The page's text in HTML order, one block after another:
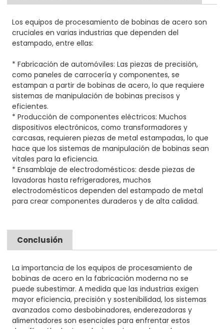
Los equipos de procesamiento de bobinas de acero son
cruciales en varias industrias que dependen del
estampado, entre ellas:
* Fabricación de automóviles: Las piezas de precisión,
como paneles de carrocería y componentes, se
estampan a partir de bobinas de acero, lo que requiere
sistemas de manipulación de bobinas precisos y
eficientes.
* Producción de componentes eléctricos: Muchos
dispositivos electrónicos, como transformadores y
carcasas, requieren piezas de metal estampadas, lo que
hace que los sistemas de manipulación de bobinas sean
vitales para la eficiencia.
* Ensamblaje de electrodomésticos: desde piezas de
lavadoras hasta refrigeradores, muchos
electrodomésticos dependen del estampado de metal
para crear componentes duraderos y de alta calidad.
Conclusión
La importancia de los equipos de procesamiento de
bobinas de acero en la fabricación moderna no se
puede subestimar. A medida que las industrias exigen
mayor eficiencia, precisión y sostenibilidad, los sistemas
avanzados como desbobinadores, enderezadoras y
alimentadores son esenciales para enfrentar estos